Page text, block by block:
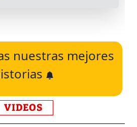
nuestras mejores
VIDEOS